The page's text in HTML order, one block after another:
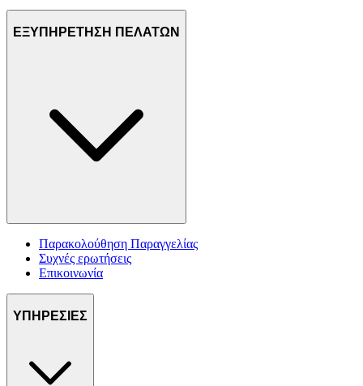
ΕΞΥΠΗΡΕΤΗΣΗ ΠΕΛΑΤΩΝ
Παρακολούθηση Παραγγελίας
Συχνές ερωτήσεις
Επικοινωνία
ΥΠΗΡΕΣΙΕΣ